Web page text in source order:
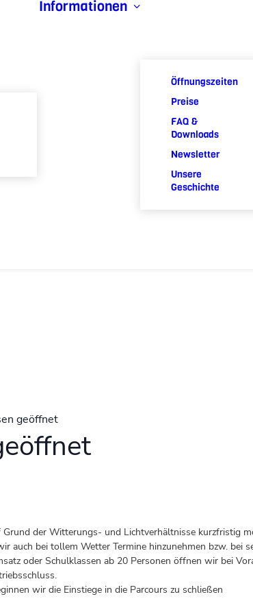
Informationen
Öffnungszeiten
Preise
FAQ &
Downloads
Newsletter
Unsere
Geschichte
geöffnet
der Witterungs- und Lichtverhältnisse kurzfristig
auch bei tollem Wetter Termine hinzunehmen bzw. bei
oder Schulklassen ab 20 Personen öffnen wir bei
wir die Einstiege in die Parcours zu schließen